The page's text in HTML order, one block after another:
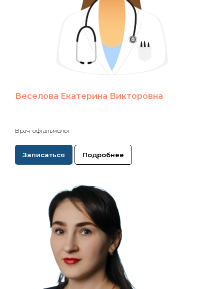
Веселова Екатерина Викторовна
Врач-офтальмолог
Записаться Подробнее